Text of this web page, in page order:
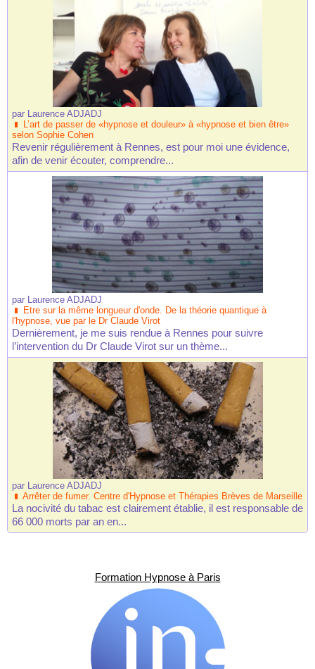
par Laurence ADJADJ
L’art de passer de «hypnose et douleur» à «hypnose et bien être»
selon Sophie Cohen
Revenir régulièrement à Rennes, est pour moi une évidence,
afin de venir écouter, comprendre...
par Laurence ADJADJ
Etre sur la même longueur d'onde. De la théorie quantique à
l'hypnose, vue par le Dr Claude Virot
Dernièrement, je me suis rendue à Rennes pour suivre
l’intervention du Dr Claude Virot sur un thème...
par Laurence ADJADJ
Arrêter de fumer. Centre d'Hypnose et Thérapies Brèves de Marseille
La nocivité du tabac est clairement établie, il est responsable de
66 000 morts par an en...
Formation Hypnose à Paris